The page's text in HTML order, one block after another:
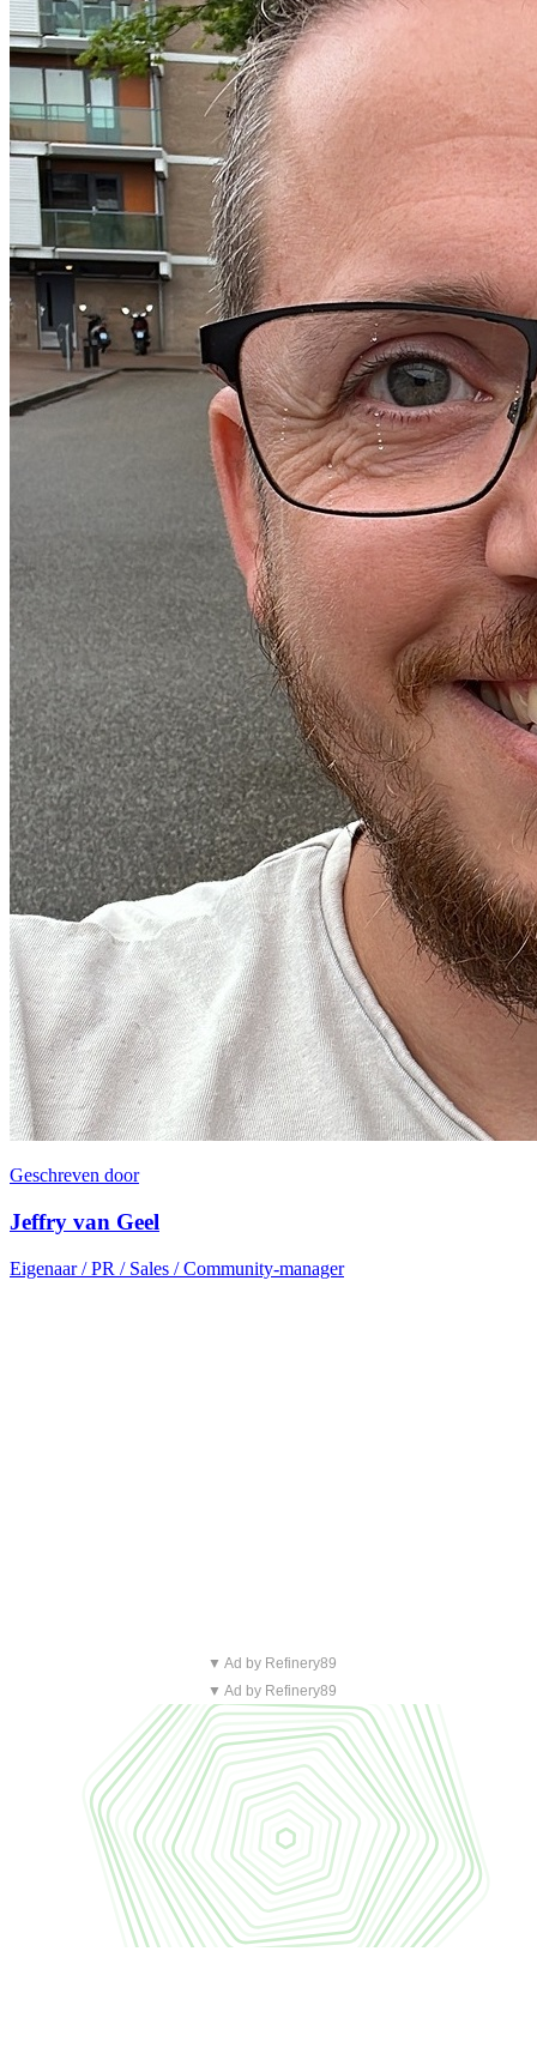
Geschreven door
Jeffry van Geel
Eigenaar / PR / Sales / Community-manager
▼ Ad by Refinery89
▼ Ad by Refinery89